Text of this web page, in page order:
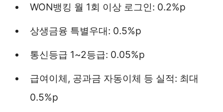
WON뱅킹 월 1회 이상 로그인: 0.2%p
상생금융 특별우대: 0.5%p
통신등급 1~2등급: 0.05%p
급여이체, 공과금 자동이체 등 실적: 최대
0.5%p